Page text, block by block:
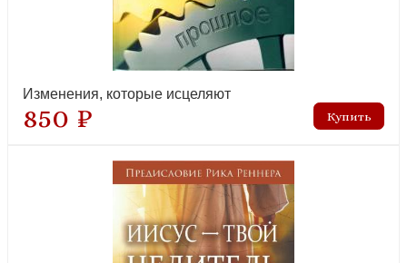
Изменения, которые исцеляют
850 ₽